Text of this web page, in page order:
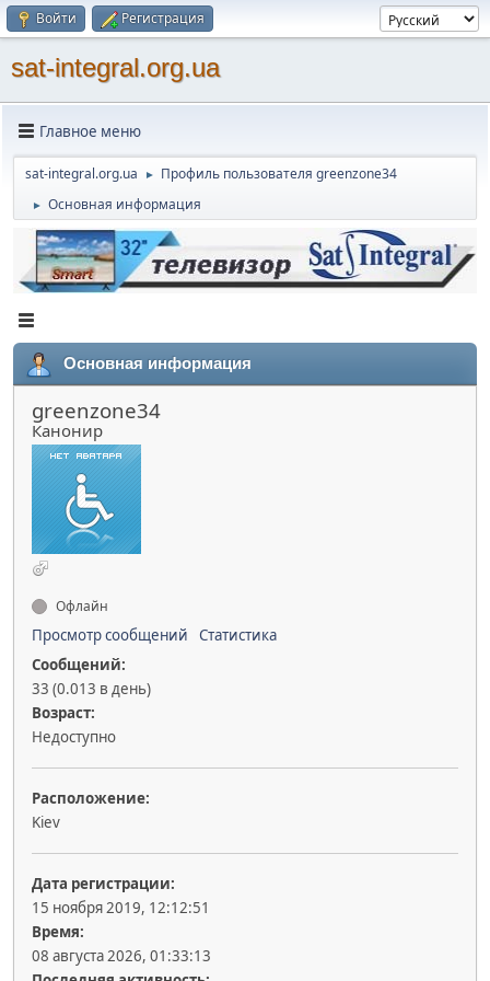
Войти Регистрация
sat-integral.org.ua
Главное меню
sat-integral.org.ua ► Профиль пользователя greenzone34
► Основная информация
Основная информация
greenzone34
Канонир
Офлайн
Просмотр сообщений
Статистика
Сообщений:
33 (0.013 в день)
Возраст:
Недоступно
Расположение:
Kiev
Дата регистрации:
15 ноября 2019, 12:12:51
Время:
08 августа 2026, 01:33:13